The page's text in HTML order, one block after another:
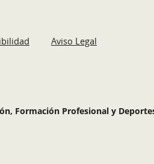
Aviso Legal
Formación Profesional y